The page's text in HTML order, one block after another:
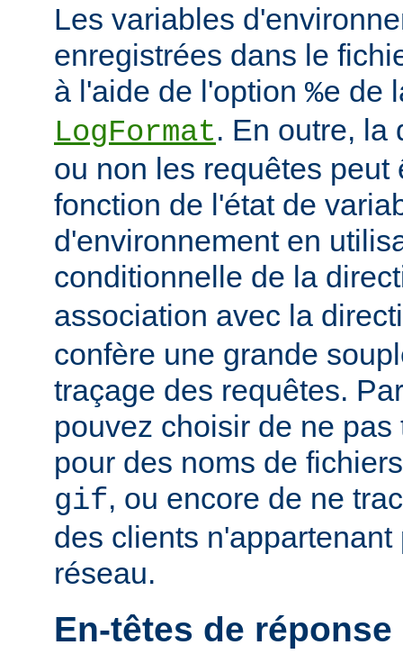
Les variables
enregistrées dans le
à l'aide de l'option %e de
LogFormat. En outre, la
ou non les requêtes peut
fonction de l'état de
d'environnement en
conditionnelle de la
association avec la
confère une grande
traçage des requêtes.
pouvez choisir de ne
pour des noms de
gif, ou encore de ne
des clients
réseau.
En-têtes de